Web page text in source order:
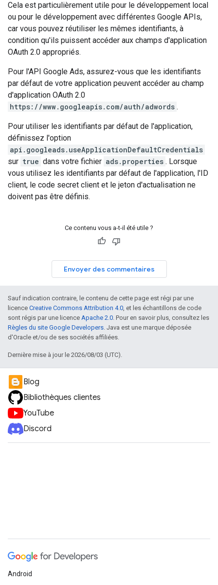
Cela est particulièrement utile pour le développement local
ou pour le développement avec différentes Google APIs,
car vous pouvez réutiliser les mêmes identifiants, à
condition qu'ils puissent accéder aux champs d'application
OAuth 2.0 appropriés.
Pour l'API Google Ads, assurez-vous que les identifiants
par défaut de votre application peuvent accéder au champ
d'application OAuth 2.0
https://www.googleapis.com/auth/adwords .
Pour utiliser les identifiants par défaut de l'application,
définissez l'option
api.googleads.useApplicationDefaultCredentials
sur true dans votre fichier ads.properties . Lorsque
vous utilisez les identifiants par défaut de l'application, l'ID
client, le code secret client et le jeton d'actualisation ne
doivent pas être définis.
Ce contenu vous a-t-il été utile ?
Envoyer des commentaires
Sauf indication contraire, le contenu de cette page est régi par une
licence Creative Commons Attribution 4.0, et les échantillons de code
sont régis par une licence Apache 2.0. Pour en savoir plus, consultez les
Règles du site Google Developers. Java est une marque déposée
d'Oracle et/ou de ses sociétés affiliées.
Dernière mise à jour le 2026/08/03 (UTC).
Blog
Bibliothèques clientes
YouTube
Discord
Android